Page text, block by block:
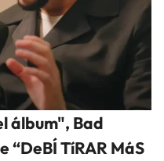
álbum", Bad
“DeBÍ TíRAR MáS